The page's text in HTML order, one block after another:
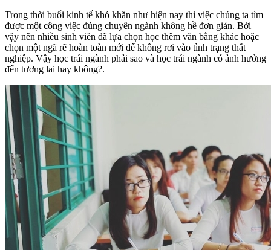
Trong thời buổi kinh tế khó khăn như hiện nay thì việc chúng ta tìm
được một công việc đúng chuyên ngành không hề đơn giản. Bởi
vậy nên nhiều sinh viên đã lựa chọn học thêm văn bằng khác hoặc
chọn một ngã rẽ hoàn toàn mới để không rơi vào tình trạng thất
nghiệp. Vậy học trái ngành phải sao và học trái ngành có ảnh hưởng
đến tương lai hay không?.